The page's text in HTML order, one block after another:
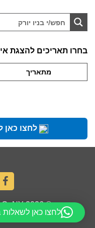
בחרו תאריכים להצגת
לחצו כאן
© 2026
GoNY
לחצו כאן לשאלות